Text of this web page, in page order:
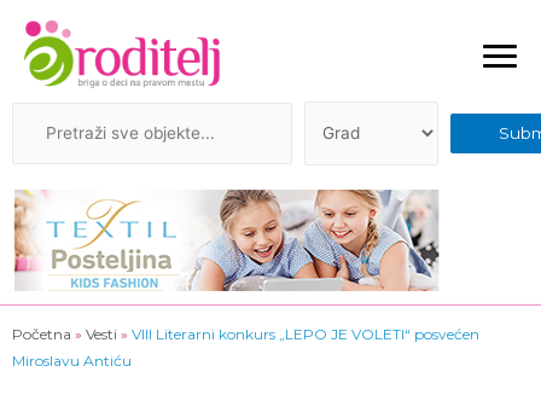
Početna » Vesti » VIII Literarni konkurs „LEPO JE VOLETI“ posvećen
Miroslavu Antiću